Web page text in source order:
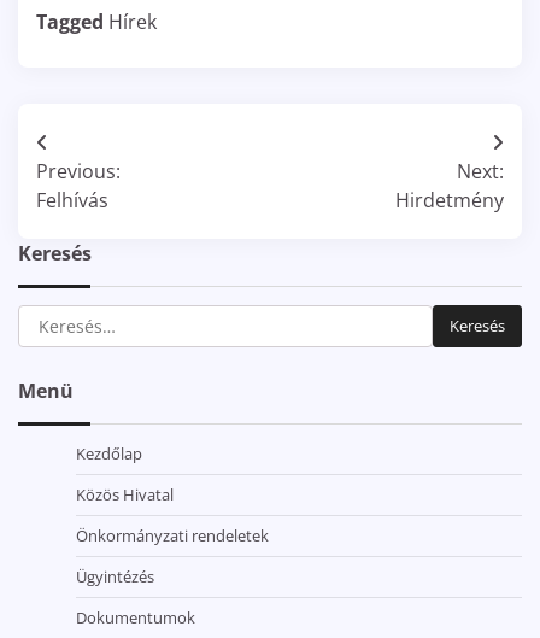
Tagged Hírek
Bejegyzés
navigáció
Previous:
Felhívás
Next:
Hirdetmény
Keresés
Keresés:
Menü
Kezdőlap
Közös Hivatal
Önkormányzati rendeletek
Ügyintézés
Dokumentumok